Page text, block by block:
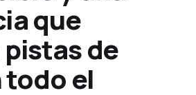
que
de
todo el